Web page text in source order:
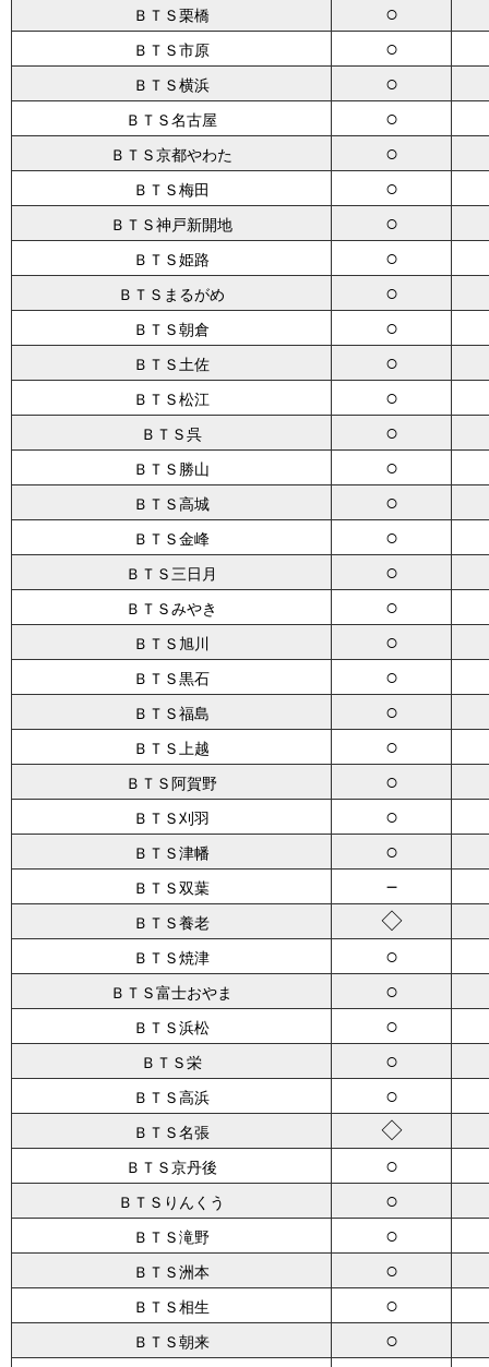
ＢＴＳ栗橋 ○
ＢＴＳ市原 ○
ＢＴＳ横浜 ○
ＢＴＳ名古屋 ○
ＢＴＳ京都やわた ○
ＢＴＳ梅田 ○
ＢＴＳ神戸新開地 ○
ＢＴＳ姫路 ○
ＢＴＳまるがめ ○
ＢＴＳ朝倉 ○
ＢＴＳ土佐 ○
ＢＴＳ松江 ○
ＢＴＳ呉 ○
ＢＴＳ勝山 ○
ＢＴＳ高城 ○
ＢＴＳ金峰 ○
ＢＴＳ三日月 ○
ＢＴＳみやき ○
ＢＴＳ旭川 ○
ＢＴＳ黒石 ○
ＢＴＳ福島 ○
ＢＴＳ上越 ○
ＢＴＳ阿賀野 ○
ＢＴＳ刈羽 ○
ＢＴＳ津幡 ○
ＢＴＳ双葉 －
ＢＴＳ養老 ◇
ＢＴＳ焼津 ○
ＢＴＳ富士おやま ○
ＢＴＳ浜松 ○
ＢＴＳ栄 ○
ＢＴＳ高浜 ○
ＢＴＳ名張 ◇
ＢＴＳ京丹後 ○
ＢＴＳりんくう ○
ＢＴＳ滝野 ○
ＢＴＳ洲本 ○
ＢＴＳ相生 ○
ＢＴＳ朝来
○